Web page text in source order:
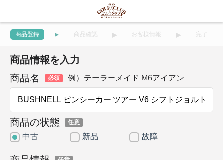
商品登録 商品確認 お客様情報 完了
商品情報を入力
商品名
必須 例）テーラーメイド M6アイアン
商品の状態 任意
中古 新品 故障